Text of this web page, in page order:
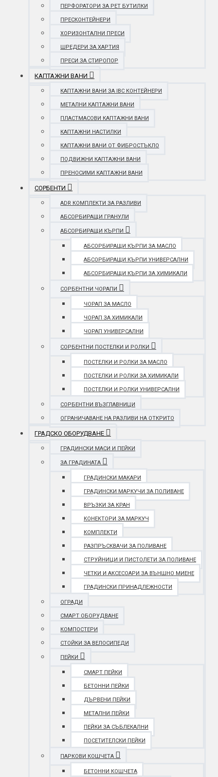
ПЕРФОРАТОРИ ЗА PET БУТИЛКИ
ПРЕСКОНТЕЙНЕРИ
ХОРИЗОНТАЛНИ ПРЕСИ
ШРЕДЕРИ ЗА ХАРТИЯ
ПРЕСИ ЗА СТИРОПОР
КАПТАЖНИ ВАНИ
КАПТАЖНИ ВАНИ ЗА IBC КОНТЕЙНЕРИ
МЕТАЛНИ КАПТАЖНИ ВАНИ
ПЛАСТМАСОВИ КАПТАЖНИ ВАНИ
КАПТАЖНИ НАСТИЛКИ
КАПТАЖНИ ВАНИ ОТ ФИБРОСТЪКЛО
ПОДВИЖНИ КАПТАЖНИ ВАНИ
ПРЕНОСИМИ КАПТАЖНИ ВАНИ
СОРБЕНТИ
ADR КОМПЛЕКТИ ЗА РАЗЛИВИ
АБСОРБИРАЩИ ГРАНУЛИ
АБСОРБИРАЩИ КЪРПИ
АБСОРБИРАЩИ КЪРПИ ЗА МАСЛО
АБСОРБИРАЩИ КЪРПИ УНИВЕРСАЛНИ
АБСОРБИРАЩИ КЪРПИ ЗА ХИМИКАЛИ
СОРБЕНТНИ ЧОРАПИ
ЧОРАП ЗА МАСЛО
ЧОРАП ЗА ХИМИКАЛИ
ЧОРАП УНИВЕРСАЛНИ
СОРБЕНТНИ ПОСТЕЛКИ И РОЛКИ
ПОСТЕЛКИ И РОЛКИ ЗА МАСЛО
ПОСТЕЛКИ И РОЛКИ ЗА ХИМИКАЛИ
ПОСТЕЛКИ И РОЛКИ УНИВЕРСАЛНИ
СОРБЕНТНИ ВЪЗГЛАВНИЦИ
ОГРАНИЧАВАНЕ НА РАЗЛИВИ НА ОТКРИТО
ГРАДСКО ОБОРУДВАНЕ
ГРАДИНСКИ МАСИ И ПЕЙКИ
ЗА ГРАДИНАТА
ГРАДИНСКИ МАКАРИ
ГРАДИНСКИ МАРКУЧИ ЗА ПОЛИВАНЕ
ВРЪЗКИ ЗА КРАН
КОНЕКТОРИ ЗА МАРКУЧ
КОМПЛЕКТИ
РАЗПРЪСКВАЧИ ЗА ПОЛИВАНЕ
СТРУЙНИЦИ И ПИСТОЛЕТИ ЗА ПОЛИВАНЕ
ЧЕТКИ И АКСЕСОАРИ ЗА ВЪНШНО МИЕНЕ
ГРАДИНСКИ ПРИНАДЛЕЖНОСТИ
ОГРАДИ
СМАРТ ОБОРУДВАНЕ
КОМПОСТЕРИ
СТОЙКИ ЗА ВЕЛОСИПЕДИ
ПЕЙКИ
СМАРТ ПЕЙКИ
БЕТОННИ ПЕЙКИ
ДЪРВЕНИ ПЕЙКИ
МЕТАЛНИ ПЕЙКИ
ПЕЙКИ ЗА СЪБЛЕКАЛНИ
ПОСЕТИТЕЛСКИ ПЕЙКИ
ПАРКОВИ КОШЧЕТА
БЕТОННИ КОШЧЕТА